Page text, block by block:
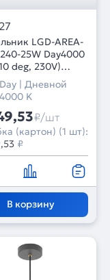
LGD-AREA-
25W Day4000
deg, 230V)
IP54 Металл, 3
Day | Дневной
4000 K
₽/шт
(картон) (1 шт):
₽
В корзину